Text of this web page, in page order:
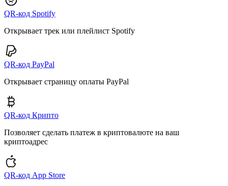
QR-код Spotify
Открывает трек или плейлист Spotify
QR-код PayPal
Открывает страницу оплаты PayPal
QR-код Крипто
Позволяет сделать платеж в криптовалюте на ваш
криптоадрес
QR-код App Store